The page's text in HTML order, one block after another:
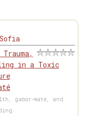
in a Toxic
gabor-maté, and